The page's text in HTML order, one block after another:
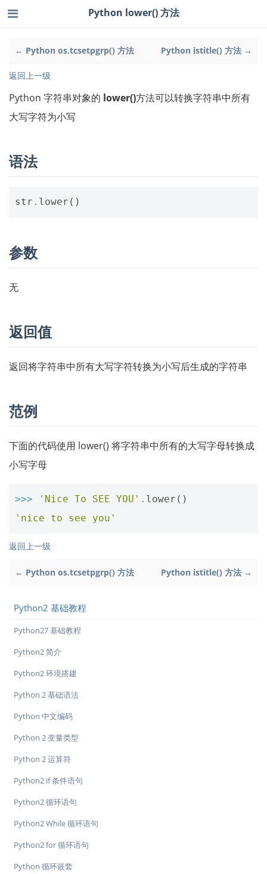
← Python os.tcsetpgrp() 方法 Python istitle() 方法 →
Python lower() 方法
返回上一级
Python 字符串对象的 lower()方法可以转换字符串中所有
大写字符为小写
语法
str . lower ()
参数
无
返回值
返回将字符串中所有大写字符转换为小写后生成的字符串
范例
下面的代码使用 lower() 将字符串中所有的大写字母转换成
小写字母
>>> 'Nice To SEE YOU' . lower ()
'nice to see you'
返回上一级
← Python os.tcsetpgrp() 方法 Python istitle() 方法 →
Python2 基础教程
Python27 基础教程
Python2 简介
Python2 环境搭建
Python 2 基础语法
Python 中文编码
Python 2 变量类型
Python 2 运算符
Python2 if 条件语句
Python2 循环语句
Python2 While 循环语句
Python2 for 循环语句
Python 循环嵌套